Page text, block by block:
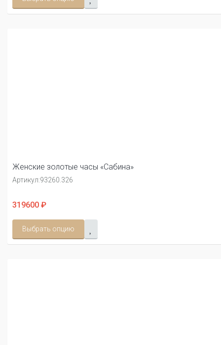
Женские золотые часы «Сабина»
Артикул:93260.326
319600 ₽
Выбрать опцию